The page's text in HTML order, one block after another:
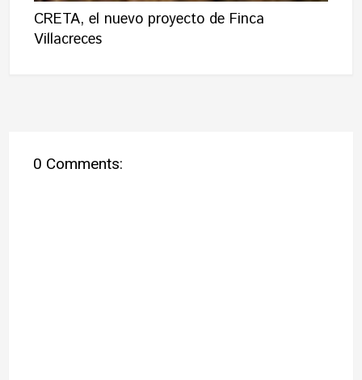
CRETA, el nuevo proyecto de Finca
Villacreces
0 Comments: